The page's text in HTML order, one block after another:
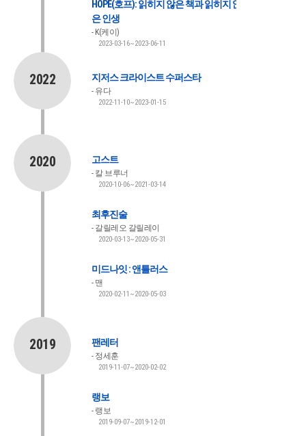
HOPE(호프): 읽히지 않은 책과 읽히지 않
은 인생
K(케이)
2023-03-16~2023-06-11
2022 지저스 크라이스트 수퍼스타
유다
2022-11-10~2023-01-15
2020 고스트
칼 브루너
2020-10-06~2021-03-14
최후진술
갈릴레오 갈릴레이
2020-03-13~2020-05-31
미드나잇 : 앤틀러스
맨
2020-02-11~2020-05-03
2019 팬레터
정세훈
2019-11-07~2020-02-02
랭보
랭보
2019-09-07~2019-12-01